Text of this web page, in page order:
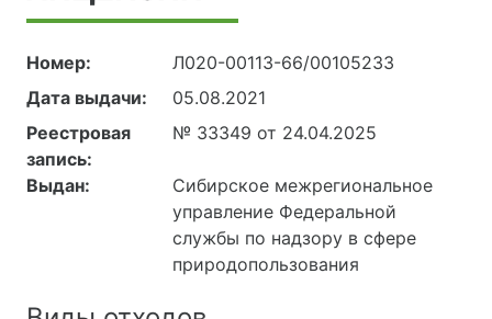
Номер:
Л020-00113-66/00105233
Дата выдачи:
05.08.2021
Реестровая
запись:
№ 33349 от 24.04.2025
Выдан:
Сибирское межрегиональное
управление Федеральной
службы по надзору в сфере
природопользования